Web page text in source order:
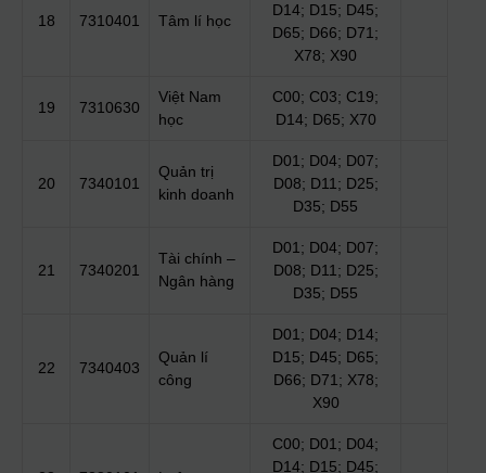
18 7310401 Tâm lí học
D14; D15; D45;
D65; D66; D71;
X78; X90
19 7310630
Việt Nam
học
C00; C03; C19;
D14; D65; X70
20 7340101
Quản trị
kinh doanh
D01; D04; D07;
D08; D11; D25;
D35; D55
21 7340201
Tài chính –
Ngân hàng
D01; D04; D07;
D08; D11; D25;
D35; D55
22 7340403
Quản lí
công
D01; D04; D14;
D15; D45; D65;
D66; D71; X78;
X90
C00; D01; D04;
D14; D15; D45;